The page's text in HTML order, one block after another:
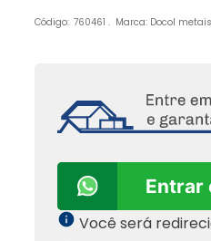
Código: 760461 Marca: Docol metais
Entrar
Você será